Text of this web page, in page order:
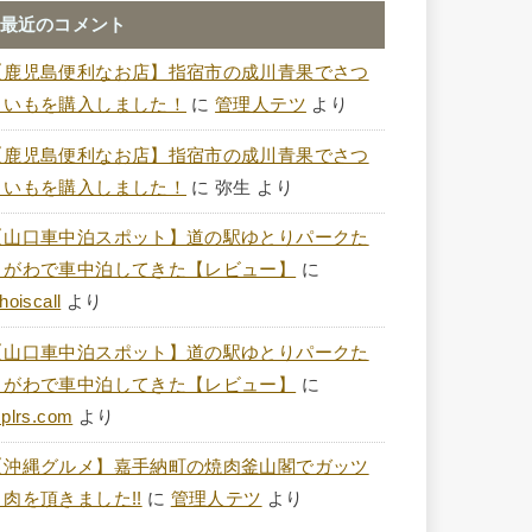
最近のコメント
鹿児島便利なお店】指宿市の成川青果でさつ
いもを購入しました！
に管理人テツ より
鹿児島便利なお店】指宿市の成川青果でさつ
いもを購入しました！
に弥生 より
山口車中泊スポット】道の駅ゆとりパークた
がわで車中泊してきた【レビュー】
に
より
山口車中泊スポット】道の駅ゆとりパークた
がわで車中泊してきた【レビュー】
に
より
沖縄グルメ】嘉手納町の焼肉釜山閣でガッツ
肉を頂きました!! に 管理人テツ より